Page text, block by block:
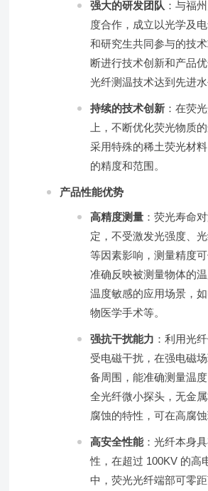
强大的研发团队 ：与福
度合作，成立以光学及
和研究生共同参与的技
断进行技术创新和产品
光纤测温技术达到先进水
持续的技术创新 ：在荧
上，不断优化荧光物质
采用特殊的稀土荧光材
的精度和范围。
产品性能优势
高精度测量 ：荧光寿命
定，不受激发光强度、
等因素影响，测量精度
准确反映被测量物体的
温度敏感的应用场景，
物医学手术等。
强抗干扰能力 ：利用光
受电磁干扰，在强电磁
备周围，能准确测量温
全光纤微小探头，无金
腐蚀的特性，可在高腐
高安全性能：光纤本身
性，在超过 100KV 的高
中，荧光光纤端部可零